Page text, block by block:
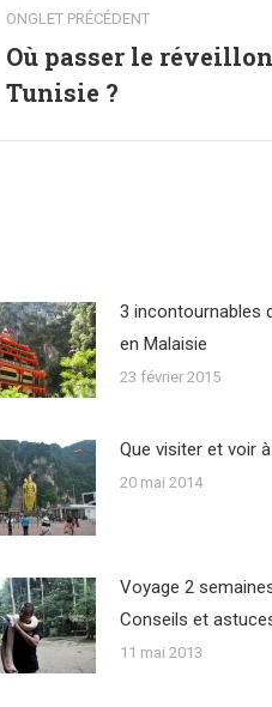
ONGLET PRÉCÉDENT
Onglet
précédent
Où passer le
Tunisie ?
3 incontournables
en Malaisie
23 février 2015
Que visiter et voir
20 mai 2014
Voyage 2
Conseils et
11 mai 2013